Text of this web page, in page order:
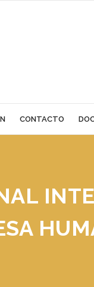
CONTACTO